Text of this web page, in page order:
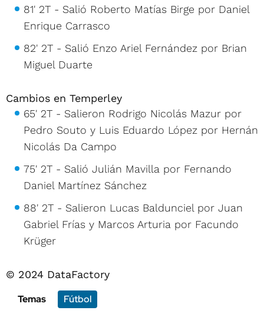
81' 2T - Salió Roberto Matías Birge por Daniel
Enrique Carrasco
82' 2T - Salió Enzo Ariel Fernández por Brian
Miguel Duarte
Cambios en Temperley
65' 2T - Salieron Rodrigo Nicolás Mazur por
Pedro Souto y Luis Eduardo López por Hernán
Nicolás Da Campo
75' 2T - Salió Julián Mavilla por Fernando
Daniel Martínez Sánchez
88' 2T - Salieron Lucas Baldunciel por Juan
Gabriel Frías y Marcos Arturia por Facundo
Krüger
© 2024 DataFactory
Temas
Fútbol